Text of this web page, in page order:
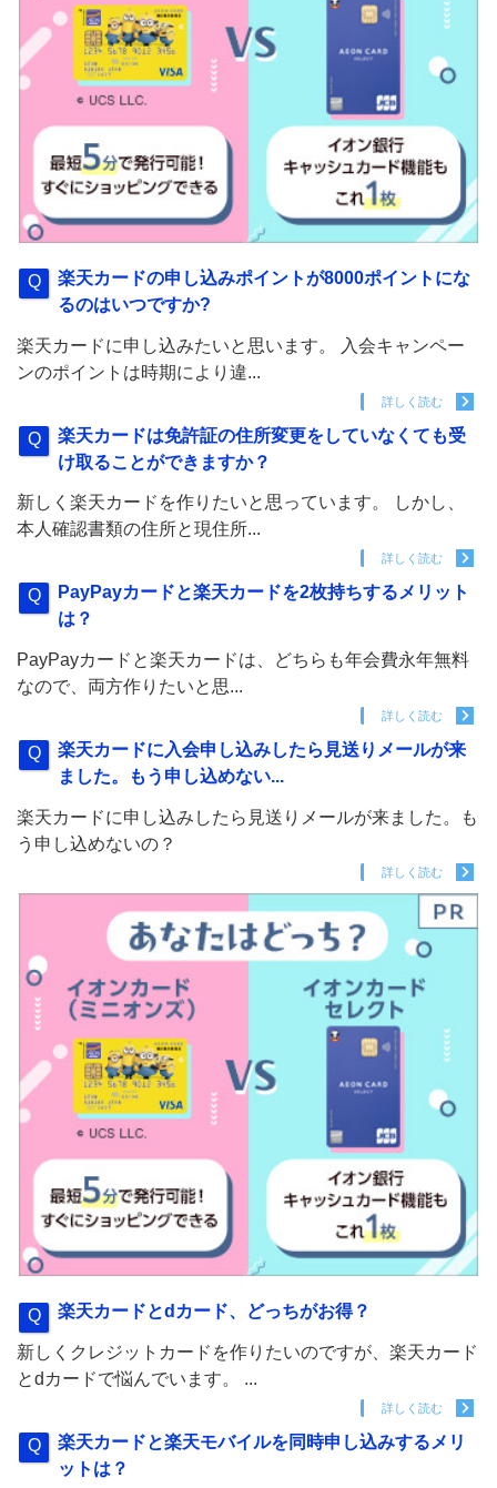
楽天カードの申し込みポイントが8000ポイントにな
るのはいつですか?
楽天カードに申し込みたいと思います。 入会キャンペー
ンのポイントは時期により違...
詳しく読む
楽天カードは免許証の住所変更をしていなくても受
け取ることができますか？
新しく楽天カードを作りたいと思っています。 しかし、
本人確認書類の住所と現住所...
詳しく読む
PayPayカードと楽天カードを2枚持ちするメリット
は？
PayPayカードと楽天カードは、どちらも年会費永年無料
なので、両方作りたいと思...
詳しく読む
楽天カードに入会申し込みしたら見送りメールが来
ました。もう申し込めない...
楽天カードに申し込みしたら見送りメールが来ました。も
う申し込めないの？
詳しく読む
楽天カードとdカード、どっちがお得？
新しくクレジットカードを作りたいのですが、楽天カード
とdカードで悩んでいます。 ...
詳しく読む
楽天カードと楽天モバイルを同時申し込みするメリ
ットは？